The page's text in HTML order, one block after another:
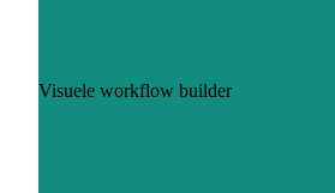
Visuele workflow builder